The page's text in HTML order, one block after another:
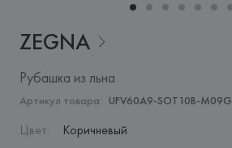
ZEGNA
Рубашка из льна
Артикул товара: UFV60A9-SOT10B-M09G
Цвет: Коричневый